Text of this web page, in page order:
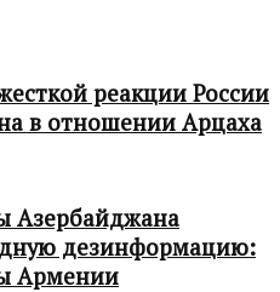
реакции России
в отношении Арцаха
Азербайджана
дезинформацию:
Армении